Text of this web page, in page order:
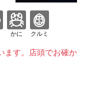
かに クルミ
ます。店頭でお確か